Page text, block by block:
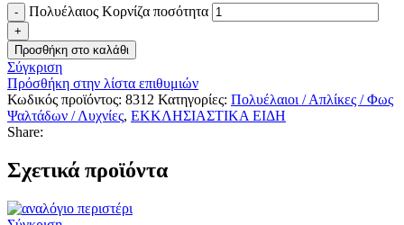
Πολυέλαιος Κορνίζα ποσότητα
Προσθήκη στο καλάθι
Σύγκριση
Πρόσθήκη στην λίστα επιθυμιών
Κωδικός προϊόντος: 8312 Κατηγορίες: Πολυέλαιοι / Απλίκες / Φως
Ψαλτάδων / Λυχνίες, ΕΚΚΛΗΣΙΑΣΤΙΚΑ ΕΙΔΗ
Share:
Σχετικά προϊόντα